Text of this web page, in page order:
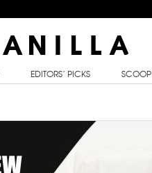
EDITORS’ PICKS SCOOP